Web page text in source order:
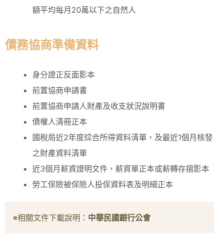
額平均每月20萬以下之自然人
債務協商準備資料
身分證正反面影本
前置協商申請書
前置協商申請人財產及收支狀況說明書
債權人清冊正本
國稅局近2年度綜合所得資料清單，及最近1個月核發
之財產資料清單
近3個月薪資證明文件，薪資單正本或薪轉存摺影本
勞工保險被保險人投保資料表及明細正本
※相關文件下載說明： 中華民國銀行公會